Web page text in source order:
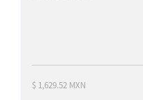
$ 1,629.52 MXN